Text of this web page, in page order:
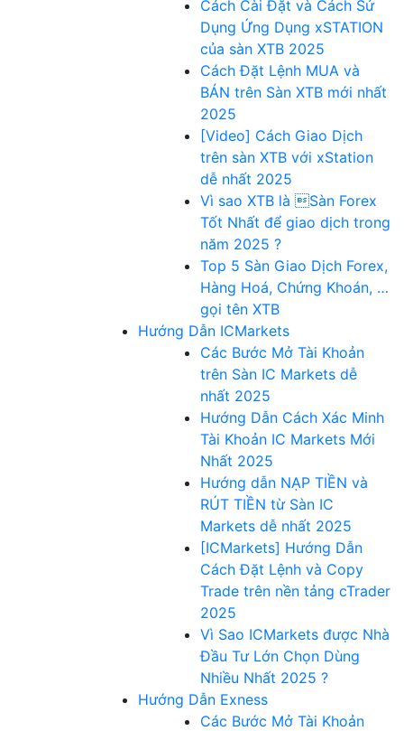
Cách Cài Đặt và Cách Sử
Dụng Ứng Dụng xSTATION
của sàn XTB 2025
Cách Đặt Lệnh MUA và
BÁN trên Sàn XTB mới nhất
2025
[Video] Cách Giao Dịch
trên sàn XTB với xStation
dễ nhất 2025
Vì sao XTB là Sàn Forex
Tốt Nhất để giao dịch trong
năm 2025 ?
Top 5 Sàn Giao Dịch Forex,
Hàng Hoá, Chứng Khoán, …
gọi tên XTB
Hướng Dẫn ICMarkets
Các Bước Mở Tài Khoản
trên Sàn IC Markets dễ
nhất 2025
Hướng Dẫn Cách Xác Minh
Tài Khoản IC Markets Mới
Nhất 2025
Hướng dẫn NẠP TIỀN và
RÚT TIỀN từ Sàn IC
Markets dễ nhất 2025
[ICMarkets] Hướng Dẫn
Cách Đặt Lệnh và Copy
Trade trên nền tảng cTrader
2025
Vì Sao ICMarkets được Nhà
Đầu Tư Lớn Chọn Dùng
Nhiều Nhất 2025 ?
Hướng Dẫn Exness
Các Bước Mở Tài Khoản